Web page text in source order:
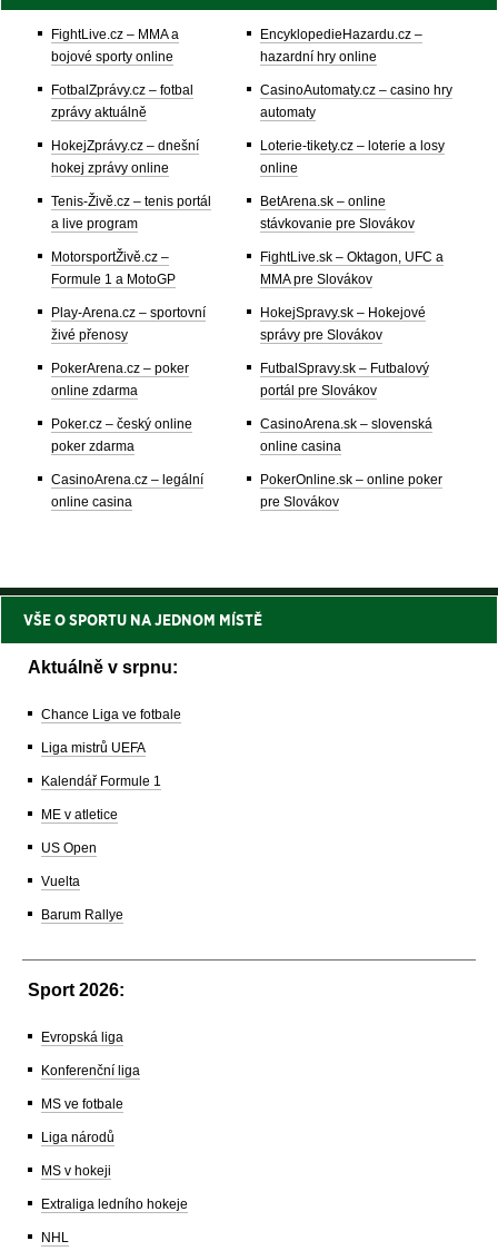
FightLive.cz – MMA a
bojové sporty online
FotbalZprávy.cz – fotbal
zprávy aktuálně
HokejZprávy.cz – dnešní
hokej zprávy online
Tenis-Živě.cz – tenis portál
a live program
MotorsportŽivě.cz –
Formule 1 a MotoGP
Play-Arena.cz – sportovní
živé přenosy
PokerArena.cz – poker
online zdarma
Poker.cz – český online
poker zdarma
CasinoArena.cz – legální
online casina
EncyklopedieHazardu.cz –
hazardní hry online
CasinoAutomaty.cz – casino hry
automaty
Loterie-tikety.cz – loterie a losy
online
BetArena.sk – online
stávkovanie pre Slovákov
FightLive.sk – Oktagon, UFC a
MMA pre Slovákov
HokejSpravy.sk – Hokejové
správy pre Slovákov
FutbalSpravy.sk – Futbalový
portál pre Slovákov
CasinoArena.sk – slovenská
online casina
PokerOnline.sk – online poker
pre Slovákov
VŠE O SPORTU NA JEDNOM MÍSTĚ
Aktuálně v srpnu:
Chance Liga ve fotbale
Liga mistrů UEFA
Kalendář Formule 1
ME v atletice
US Open
Vuelta
Barum Rallye
Sport 2026:
Evropská liga
Konferenční liga
MS ve fotbale
Liga národů
MS v hokeji
Extraliga ledního hokeje
NHL